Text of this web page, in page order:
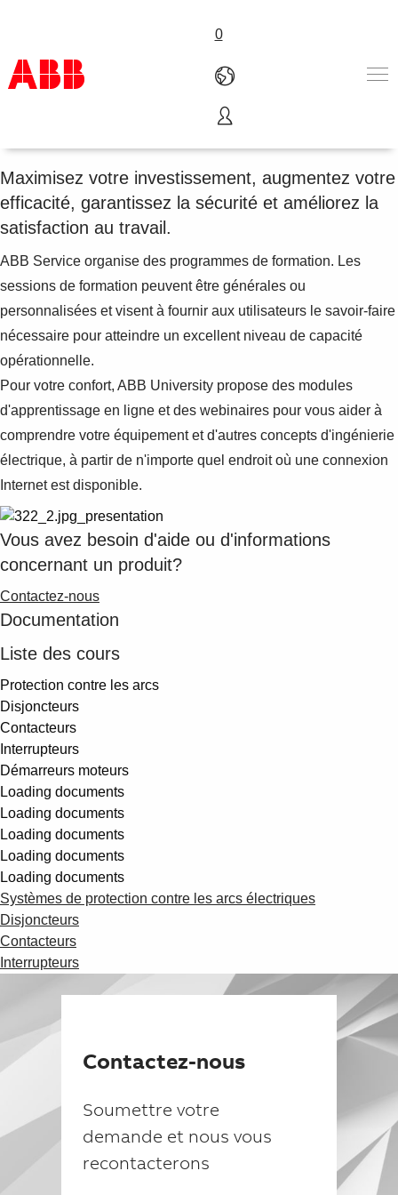
0
Produits & Services
Industries
A propos
Où acheter
Contactez-nous
Carrières
Suggestions
Products
See more products
Shopping list preview
0
Maximisez votre investissement, augmentez votre
efficacité, garantissez la sécurité et améliorez la
satisfaction au travail.
ABB Service organise des programmes de formation. Les
sessions de formation peuvent être générales ou
personnalisées et visent à fournir aux utilisateurs le savoir-faire
nécessaire pour atteindre un excellent niveau de capacité
opérationnelle.
Pour votre confort, ABB University propose des modules
d'apprentissage en ligne et des webinaires pour vous aider à
comprendre votre équipement et d'autres concepts d'ingénierie
électrique, à partir de n'importe quel endroit où une connexion
Internet est disponible.
Vous avez besoin d'aide ou d'informations
concernant un produit?
Contactez-nous
Documentation
Liste des cours
Protection contre les arcs
Disjoncteurs
Contacteurs
Interrupteurs
Démarreurs moteurs
Loading documents
Loading documents
Loading documents
Loading documents
Loading documents
Systèmes de protection contre les arcs électriques
Disjoncteurs
Contacteurs
Interrupteurs
Contactez-nous
Soumettre votre
demande et nous vous
recontacterons